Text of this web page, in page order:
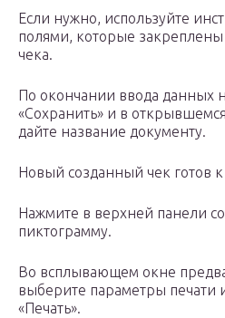
Если нужно, используйте
полями, которые закреплены
чека.
По окончании ввода данных
«Сохранить» и в
дайте название документу.
Новый созданный чек готов к
Нажмите в верхней панели
пиктограмму.
Во всплывающем окне
выберите параметры печати
«Печать».